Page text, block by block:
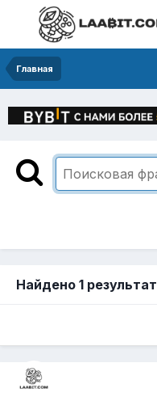
Главная
Найдено 1 результат